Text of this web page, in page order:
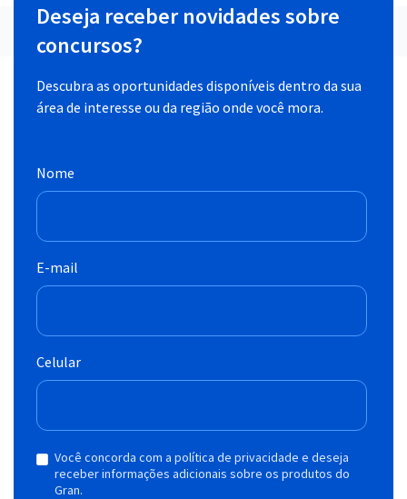
Deseja receber novidades sobre
concursos?
Descubra as oportunidades disponíveis dentro da sua
área de interesse ou da região onde você mora.
Nome
E-mail
Celular
Você concorda com a política de privacidade e deseja
receber informações adicionais sobre os produtos do
Gran.